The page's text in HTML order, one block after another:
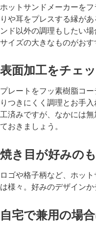
ホットサンドメーカーを
りや耳をプレスする縁が
ンド以外の調理もしたい
サイズの大きなものがおす
表面加工をチェ
プレートをフッ素樹脂コ
りつきにくく調理とお手
工済みですが、なかには
ておきましょう。
焼き目が好みの
ロゴや格子柄など、ホッ
は様々。好みのデザインか
自宅で兼用の場